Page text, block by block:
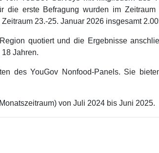
die erste Befragung wurden im
23.-25. Januar 2026 insgesamt
quotiert und die Ergebnisse
Jahren.
des YouGov Nonfood-Panels. Sie
von Juli 2024 bis Juni 2025.